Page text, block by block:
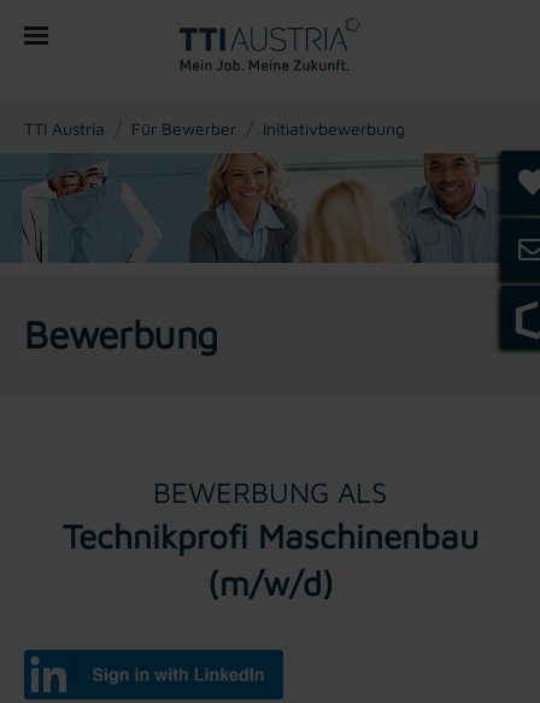
You are here:
TTI Austria Für Bewerber Initiativbewerbung
Bewerbung
BEWERBUNG ALS
Technikprofi Maschinenbau
(m/w/d)